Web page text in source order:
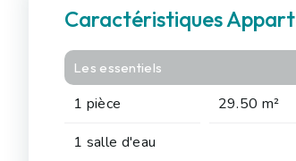
Caractéristiques
Les essentiels
1 pièce 29.50 m²
1 salle d'eau